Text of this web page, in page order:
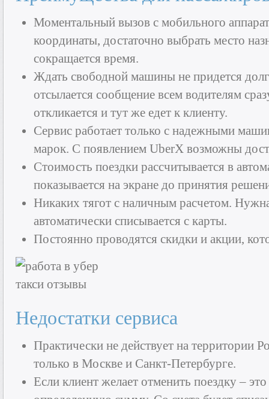
Моментальный вызов с мобильного
координаты, достаточно выбрать место
сокращается время.
Ждать свободной машины не придется
отсылается сообщение всем водителям
откликается и тут же едет к клиенту.
Сервис работает только с надежными
марок. С появлением UberX возможны
Стоимость поездки рассчитывается в
показывается на экране до принятия
Никаких тягот с наличным расчетом.
автоматически списывается с карты.
Постоянно проводятся скидки и акции,
Недостатки сервиса
Практически не действует на территории
только в Москве и Санкт-Петербурге.
Если клиент желает отменить поездку –